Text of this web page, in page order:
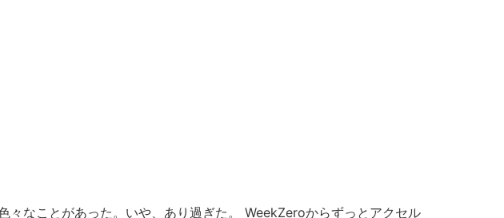
なことがあった。いや、あり過ぎた。 WeekZeroからずっとアクセル